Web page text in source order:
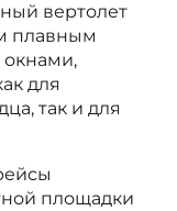
вертолет
плавным
для
так и для
площадки